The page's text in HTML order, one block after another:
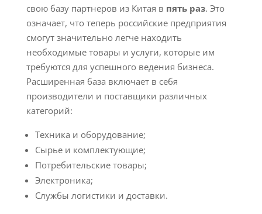
свою базу партнеров из Китая в пять раз. Это
означает, что теперь российские предприятия
смогут значительно легче находить
необходимые товары и услуги, которые им
требуются для успешного ведения бизнеса.
Расширенная база включает в себя
производители и поставщики различных
категорий:
Техника и оборудование;
Сырье и комплектующие;
Потребительские товары;
Электроника;
Службы логистики и доставки.